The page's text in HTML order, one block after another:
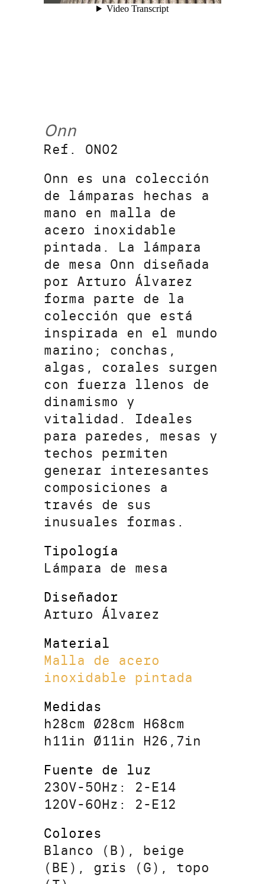
Onn
Ref. ON02
Onn es una colección
de lámparas hechas a
mano en malla de
acero inoxidable
pintada. La lámpara
de mesa Onn diseñada
por Arturo Álvarez
forma parte de la
colección que está
inspirada en el mundo
marino; conchas,
algas, corales surgen
con fuerza llenos de
dinamismo y
vitalidad. Ideales
para paredes, mesas y
techos permiten
generar interesantes
composiciones a
través de sus
inusuales formas.
Tipología
Lámpara de mesa
Diseñador
Arturo Álvarez
Material
Malla de acero
inoxidable pintada
Medidas
h28cm Ø28cm H68cm
h11in Ø11in H26,7in
Fuente de luz
230V-50Hz: 2-E14
120V-60Hz: 2-E12
Colores
Blanco (B), beige
(BE), gris (G), topo